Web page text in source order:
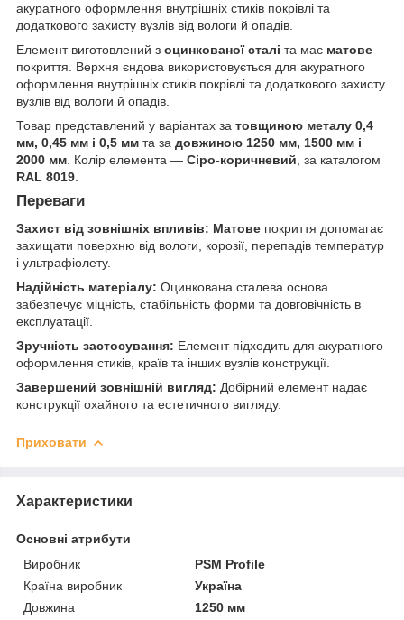
акуратного оформлення внутрішніх стиків покрівлі та
додаткового захисту вузлів від вологи й опадів.
Елемент виготовлений з оцинкованої сталі та має матове
покриття. Верхня єндова використовується для акуратного
оформлення внутрішніх стиків покрівлі та додаткового захисту
вузлів від вологи й опадів.
Товар представлений у варіантах за товщиною металу 0,4
мм, 0,45 мм і 0,5 мм та за довжиною 1250 мм, 1500 мм і
2000 мм. Колір елемента — Сіро-коричневий, за каталогом
RAL 8019.
Переваги
Захист від зовнішніх впливів: Матове покриття допомагає
захищати поверхню від вологи, корозії, перепадів температур
і ультрафіолету.
Надійність матеріалу: Оцинкована сталева основа
забезпечує міцність, стабільність форми та довговічність в
експлуатації.
Зручність застосування: Елемент підходить для акуратного
оформлення стиків, країв та інших вузлів конструкції.
Завершений зовнішній вигляд: Добірний елемент надає
конструкції охайного та естетичного вигляду.
Приховати
Характеристики
Основні атрибути
Виробник
PSM Profile
Країна виробник
Україна
Довжина
1250 мм